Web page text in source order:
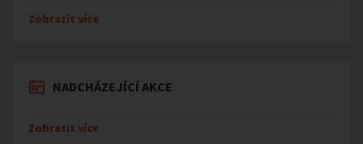
Zobrazit více
NADCHÁZEJÍCÍ AKCE
Zobrazit více